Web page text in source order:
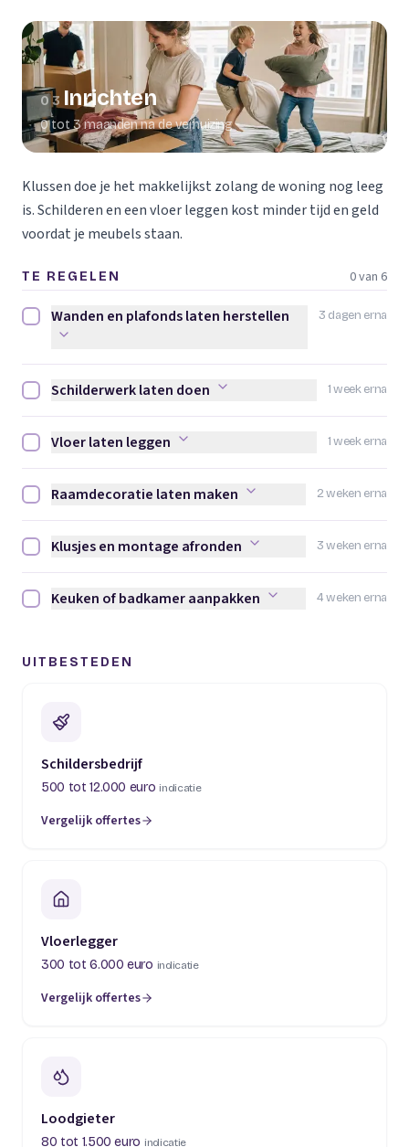
03 Inrichten
0 tot 3 maanden na de verhuizing
Klussen doe je het makkelijkst zolang de woning nog leeg
is. Schilderen en een vloer leggen kost minder tijd en geld
voordat je meubels staan.
TE REGELEN 0 van 6
3 dagen erna
Wanden en plafonds laten herstellen afvinken
Wanden en plafonds laten herstellen
1 week erna
Schilderwerk laten doen afvinken
Schilderwerk laten doen
1 week erna
Vloer laten leggen afvinken
Vloer laten leggen
2 weken erna
Raamdecoratie laten maken afvinken
Raamdecoratie laten maken
3 weken erna
Klusjes en montage afronden afvinken
Klusjes en montage afronden
4 weken erna
Keuken of badkamer aanpakken afvinken
Keuken of badkamer aanpakken
UITBESTEDEN
Schildersbedrijf
500 tot 12.000 euro indicatie
Vergelijk offertes
(opent in een nieuw tabblad)
Vloerlegger
300 tot 6.000 euro indicatie
Vergelijk offertes
(opent in een nieuw tabblad)
Loodgieter
80 tot 1.500 euro indicatie